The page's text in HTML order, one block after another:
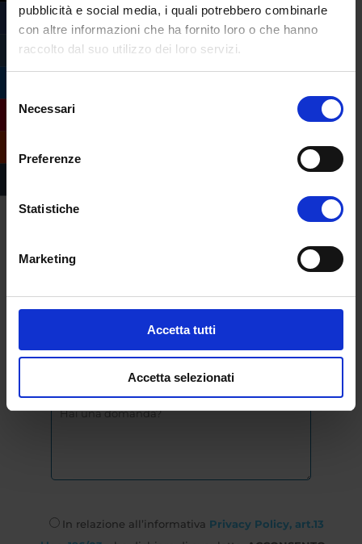
pubblicità e social media, i quali potrebbero combinarle
con altre informazioni che ha fornito loro o che hanno
raccolto dal suo utilizzo dei loro servizi.
delNecessari
Preferenze
Statistiche
Marketing
Accetta tutti
Accetta selezionati
eCampus
In relazione all’informativa Privacy Policy, art.13